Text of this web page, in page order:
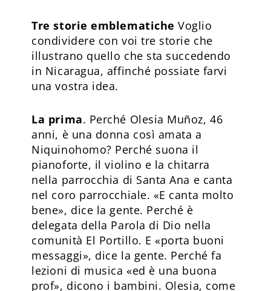
Tre storie emblematiche Voglio
condividere con voi tre storie che
illustrano quello che sta succedendo
in Nicaragua, affinché possiate farvi
una vostra idea.
La prima. Perché Olesia Muñoz, 46
anni, è una donna così amata a
Niquinohomo? Perché suona il
pianoforte, il violino e la chitarra
nella parrocchia di Santa Ana e canta
nel coro parrocchiale. «E canta molto
bene», dice la gente. Perché è
delegata della Parola di Dio nella
comunità El Portillo. E «porta buoni
messaggi», dice la gente. Perché fa
lezioni di musica «ed è una buona
prof», dicono i bambini. Olesia, come